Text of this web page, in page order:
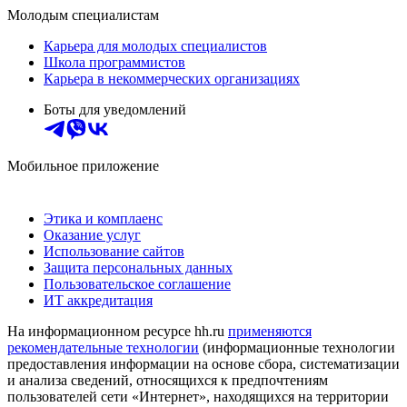
Молодым специалистам
Карьера для молодых специалистов
Школа программистов
Карьера в некоммерческих организациях
Боты для уведомлений
Мобильное приложение
Этика и комплаенс
Оказание услуг
Использование сайтов
Защита персональных данных
Пользовательское соглашение
ИТ аккредитация
На информационном ресурсе hh.ru применяются
рекомендательные технологии (информационные технологии
предоставления информации на основе сбора, систематизации
и анализа сведений, относящихся к предпочтениям
пользователей сети «Интернет», находящихся на территории